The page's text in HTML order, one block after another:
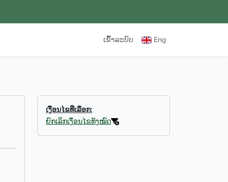
ເຂົ້າລະບົບ Eng
ເງື່ອນໄຂທີ່ເລືອກ:
ຍົກເລິກເງື່ອນໄຂທັງໝົດ